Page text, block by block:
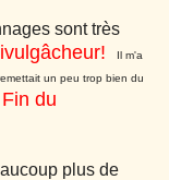
sont très
Il m'a
un peu trop bien du
Fin du
plus de